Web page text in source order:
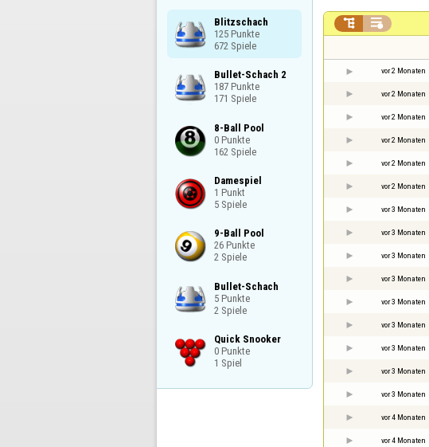
Blitzschach
125 Punkte
672 Spiele
Bullet-Schach 2
187 Punkte
171 Spiele
8-Ball Pool
0 Punkte
162 Spiele
Damespiel
1 Punkt
5 Spiele
9-Ball Pool
26 Punkte
2 Spiele
Bullet-Schach
5 Punkte
2 Spiele
Quick Snooker
0 Punkte
1 Spiel
 
vor 2 Monaten
vor 2 Monaten
vor 2 Monaten
vor 2 Monaten
vor 2 Monaten
vor 2 Monaten
vor 3 Monaten
vor 3 Monaten
vor 3 Monaten
vor 3 Monaten
vor 3 Monaten
vor 3 Monaten
vor 3 Monaten
vor 3 Monaten
vor 3 Monaten
vor 4 Monaten
vor 4 Monaten